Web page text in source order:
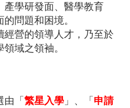
產學研發面、醫學教育
問題和困境。
經營的領導人才，乃至於
域之領袖。
由「繁星入學 」、「申請